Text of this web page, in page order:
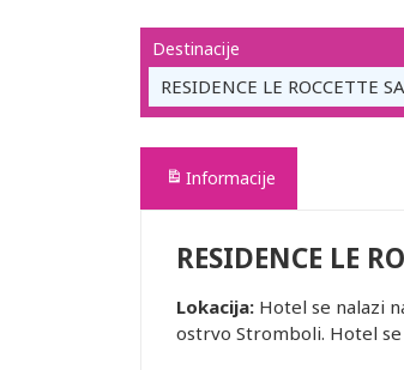
Destinacije
RESIDENCE LE ROCCETTE
Informacije
RESIDENCE LE
Lokacija: Hotel se nalazi
ostrvo Stromboli. Hotel